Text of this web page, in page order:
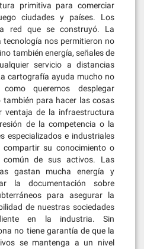
primitiva para comerciar
ciudades y países. Los
red que se construyó. La
tecnología nos permitieron no
también energía, señales de
servicio a distancias
cartografía ayuda mucho no
queremos desplegar
también para hacer las cosas
ventaja de la infraestructura
de la competencia o la
especializados e industriales
su conocimiento o
de sus activos. Las
gastan mucha energía y
la documentación sobre
para asegurar la
de nuestras sociedades
en la industria. Sin
no tiene garantía de que la
se mantenga a un nivel